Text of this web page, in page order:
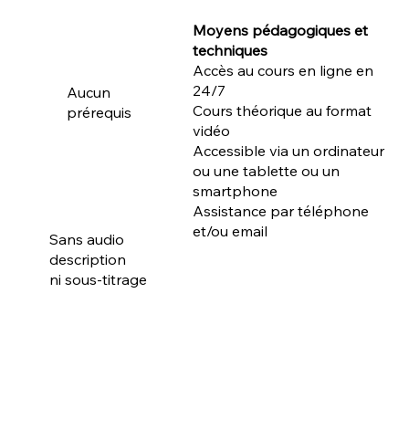
Sans audio
description
ni sous-titrage
Aucun
prérequis
Moyens pédagogiques et
techniques
Accès au cours en ligne en
24/7
Cours théorique au format
vidéo
Accessible via un ordinateur
ou une tablette ou un
smartphone
Assistance par téléphone
et/ou email